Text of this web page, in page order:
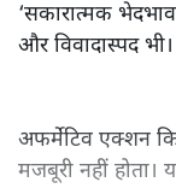
‘सकारात्मक
और विवादास्पद भी।
अफर्मेटिव एक्शन
मजबूरी नहीं